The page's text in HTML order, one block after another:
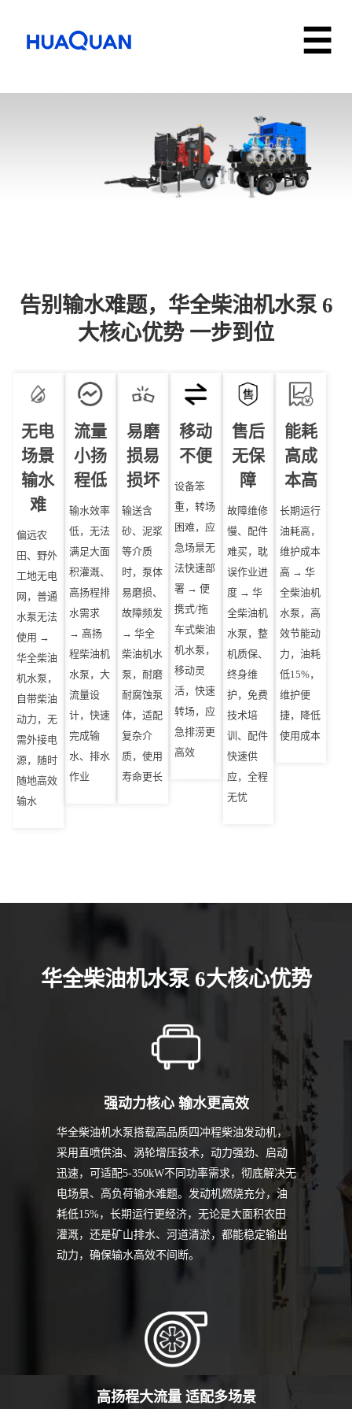
告别输水难题，华全柴油机水泵 6
大核心优势 一步到位
无电
场景
输水
难
偏远农
田、野外
工地无电
网，普通
水泵无法
使用 →
华全柴油
机水泵，
自带柴油
动力，无
需外接电
源，随时
随地高效
输水
流量
小扬
程低
输水效率
低，无法
满足大面
积灌溉、
高扬程排
水需求
→ 高扬
程柴油机
水泵，大
流量设
计，快速
完成输
水、排水
作业
易磨
损易
损坏
输送含
砂、泥浆
等介质
时，泵体
易磨损、
故障频发
→ 华全
柴油机水
泵，耐磨
耐腐蚀泵
体，适配
复杂介
质，使用
寿命更长
移动
不便
设备笨
重，转场
困难，应
急场景无
法快速部
署 → 便
携式/拖
车式柴油
机水泵，
移动灵
活，快速
转场，应
急排涝更
高效
售后
无保
障
故障维修
慢、配件
难买，耽
误作业进
度 → 华
全柴油机
水泵，整
机质保、
终身维
护，免费
技术培
训、配件
快速供
应，全程
无忧
能耗
高成
本高
长期运行
油耗高，
维护成本
高 → 华
全柴油机
水泵，高
效节能动
力，油耗
低15%，
维护便
捷，降低
使用成本
华全柴油机水泵 6大核心优势
强动力核心 输水更高效
华全柴油机水泵搭载高品质四冲程柴油发动机，
采用直喷供油、涡轮增压技术，动力强劲、启动
迅速，可适配5-350kW不同功率需求，彻底解决无
电场景、高负荷输水难题。发动机燃烧充分，油
耗低15%，长期运行更经济，无论是大面积农田
灌溉，还是矿山排水、河道清淤，都能稳定输出
动力，确保输水高效不间断。
高扬程大流量 适配多场景